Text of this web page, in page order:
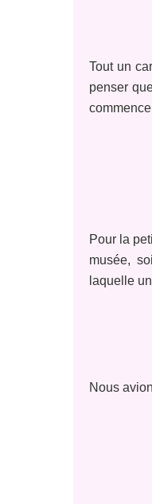
Tout un
penser
Pour la
musée,
laquelle
Nous